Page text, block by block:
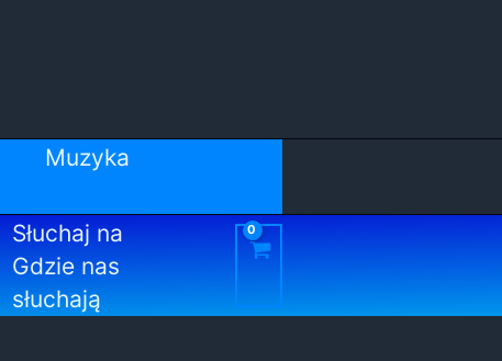
Muzyka
Słuchaj na
Gdzie nas
słuchają